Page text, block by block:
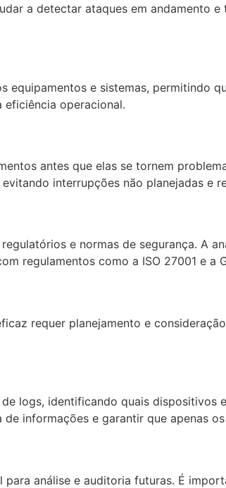
a detectar ataques em andamento
equipamentos e sistemas, permitindo
operacional.
antes que elas se tornem
interrupções não planejadas e
e normas de segurança. A
regulamentos como a ISO 27001 e a
requer planejamento e
logs, identificando quais dispositivos
informações e garantir que apenas
análise e auditoria futuras. É